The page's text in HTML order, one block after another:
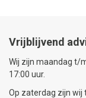
Vrijblijvend
Wij zijn maandag t/
17:00 uur.
Op zaterdag zijn wij